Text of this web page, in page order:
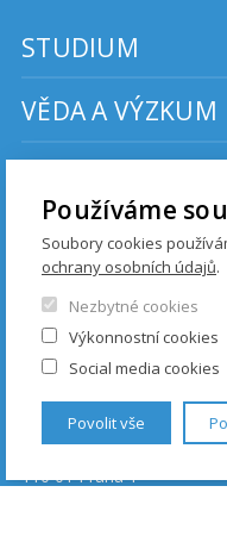
STUDIUM
VĚDA A VÝZKUM
KONTAKTY
Institut komunikačních studií
a žurnalistiky
Fakulta sociálních věd UK
Budova Hollar
Smetanovo nábřeží 6
110 01 Praha 1
Používáme
Soubory cookies
ochrany osobních údajů.
Nezbytné cookies
Výkonnostní cookies
Social media cookies
Povolit vše